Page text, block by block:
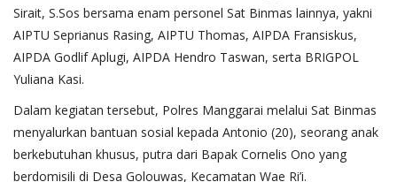
Sirait, S.Sos bersama enam personel Sat Binmas lainnya, yakni
AIPTU Seprianus Rasing, AIPTU Thomas, AIPDA Fransiskus,
AIPDA Godlif Aplugi, AIPDA Hendro Taswan, serta BRIGPOL
Yuliana Kasi.
Dalam kegiatan tersebut, Polres Manggarai melalui Sat Binmas
menyalurkan bantuan sosial kepada Antonio (20), seorang anak
berkebutuhan khusus, putra dari Bapak Cornelis Ono yang
berdomisili di Desa Golouwas, Kecamatan Wae Ri’i.